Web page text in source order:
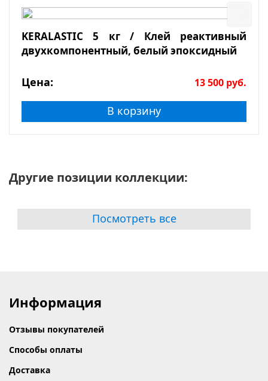
KERALASTIC 5 кг / Клей реактивный
двухкомпонентный, белый эпоксидный
Цена: 13 500 руб.
В корзину
Другие позиции коллекции:
Посмотреть все
Информация
Отзывы покупателей
Способы оплаты
Доставка